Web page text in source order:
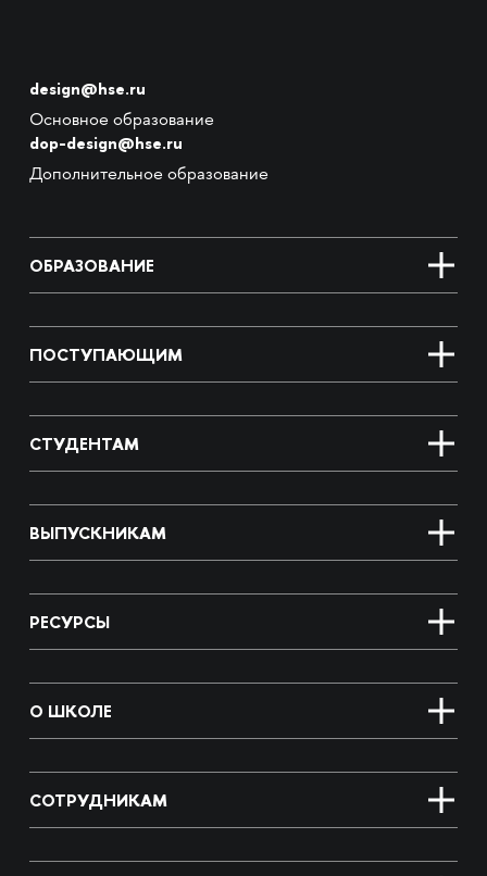
design@hse.ru
Основное образование
dop-design@hse.ru
Дополнительное образование
ОБРАЗОВАНИЕ
ПОСТУПАЮЩИМ
СТУДЕНТАМ
ВЫПУСКНИКАМ
РЕСУРСЫ
О ШКОЛЕ
СОТРУДНИКАМ